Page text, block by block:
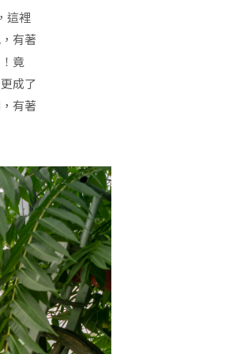
這裡
有著
竟
成了
有著